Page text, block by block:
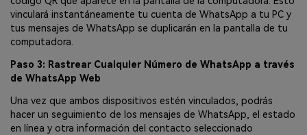
vinculará instantáneamente tu cuenta de WhatsApp a tu PC y
tus mensajes de WhatsApp se duplicarán en la pantalla de tu
computadora.
Paso 3: Rastrear Cualquier Número de WhatsApp a través
de WhatsApp Web
Una vez que ambos dispositivos estén vinculados, podrás
hacer un seguimiento de los mensajes de WhatsApp, el estado
en línea y otra información del contacto seleccionado